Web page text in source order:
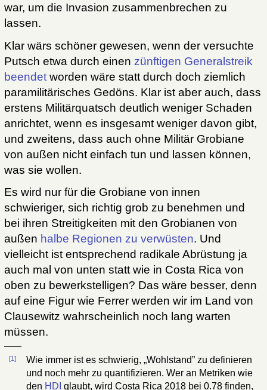
war, um die Invasion zusammenbrechen zu
lassen.
Klar wärs schöner gewesen, wenn der versuchte
Putsch etwa durch einen zünftigen Generalstreik
beendetworden wäre statt durch doch ziemlich
paramilitärisches Gedöns. Klar ist aber auch, dass
erstens Militärquatsch deutlich weniger Schaden
anrichtet, wenn es insgesamt weniger davon gibt,
und zweitens, dass auch ohne Militär Grobiane
von außen nicht einfach tun und lassen können,
was sie wollen.
Es wird nur für die Grobiane von innen
schwieriger, sich richtig grob zu benehmen und
bei ihren Streitigkeiten mit den Grobianen von
außen halbe Regionen zu verwüsten. Und
vielleicht ist entsprechend radikale Abrüstung ja
auch mal von unten statt wie in Costa Rica von
oben zu bewerkstelligen? Das wäre besser, denn
auf eine Figur wie Ferrer werden wir im Land von
Clausewitz wahrscheinlich noch lang warten
müssen.
[1]
Wie immer ist es schwierig, „Wohlstand” zu definieren
und noch mehr zu quantifizieren. Wer an Metriken wie
den HDI glaubt, wird Costa Rica 2018 bei 0.78 finden,